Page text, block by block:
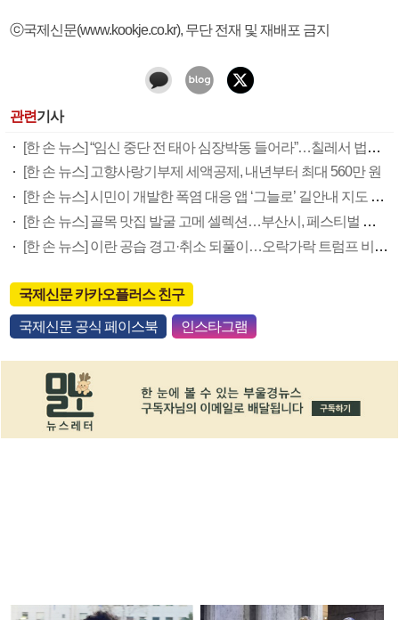
ⓒ국제신문(www.kookje.co.kr), 무단 전재 및 재배포 금지
관련기사
[한 손 뉴스] “임신 중단 전 태아 심장박동 들어라”…칠레서 법안 발의 ‘논란’
[한 손 뉴스] 고향사랑기부제 세액공제, 내년부터 최대 560만 원
[한 손 뉴스] 시민이 개발한 폭염 대응 앱 ‘그늘로’ 길안내 지도 등 인기
[한 손 뉴스] 골목 맛집 발굴 고메 셀렉션…부산시, 페스티벌 시월 연계
[한 손 뉴스] 이란 공습 경고·취소 되풀이…오락가락 트럼프 비꼰 ‘타코’
국제신문 카카오플러스 친구
국제신문 공식 페이스북 인스타그램